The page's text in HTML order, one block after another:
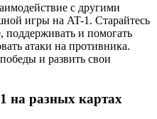
с другими
игры на AT-1. Старайтесь
поддерживать и помогать
атаки на противника.
и развить свои
на разных картах